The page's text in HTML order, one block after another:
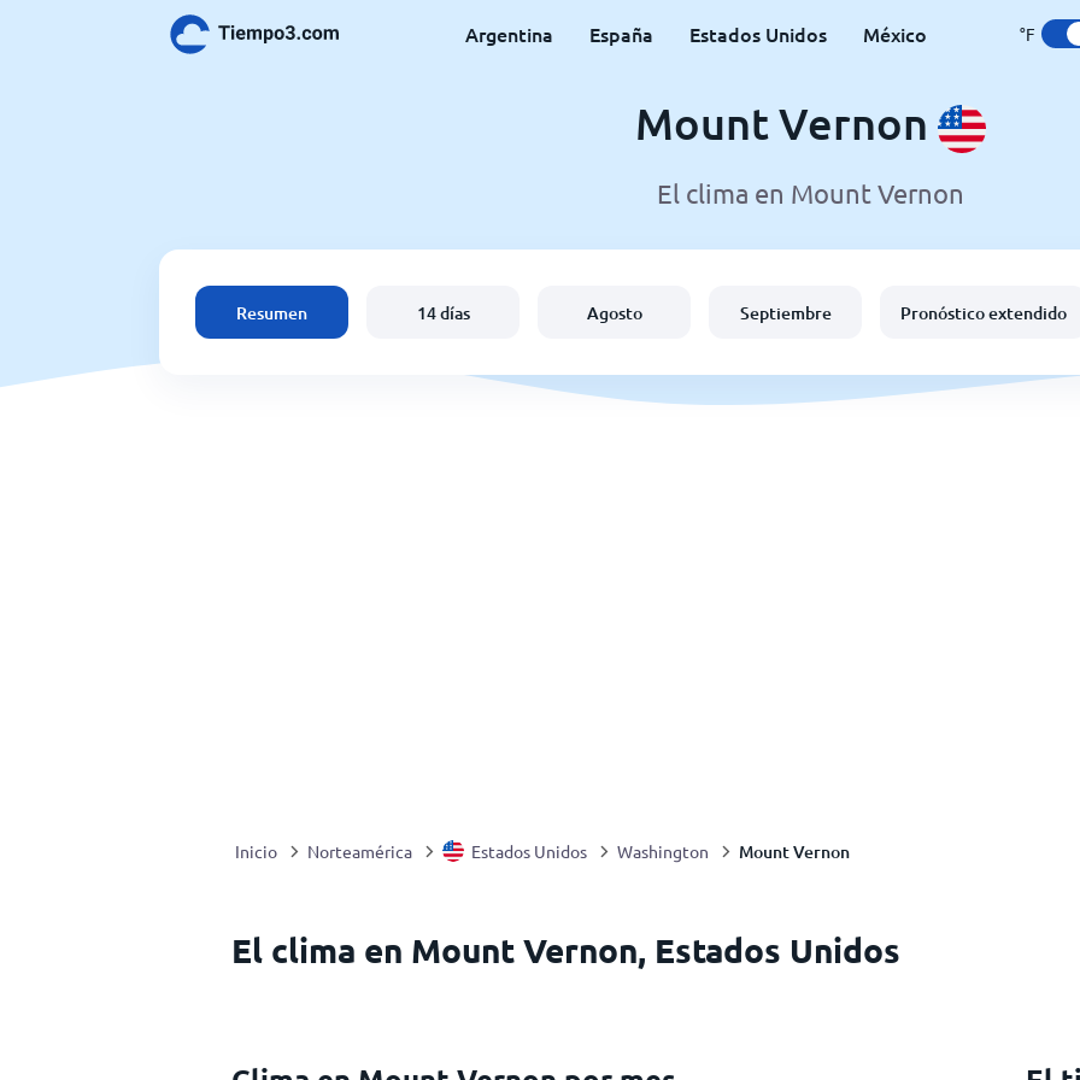
Argentina España Estados Unidos México °F
Mount Vernon
El clima en Mount Vernon
Resumen 14 días Agosto Septiembre Pronóstico extendido
Inicio Norteamérica Estados Unidos Washington Mount Vernon
El clima en Mount Vernon, Estados Unidos